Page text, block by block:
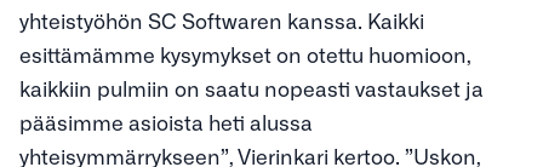
yhteistyöhön SC Softwaren kanssa. Kaikki
esittämämme kysymykset on otettu huomioon,
kaikkiin pulmiin on saatu nopeasti vastaukset ja
pääsimme asioista heti alussa
yhteisymmärrykseen”, Vierinkari kertoo. ”Uskon,